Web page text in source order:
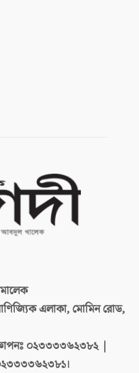
এলাকা, মোমিন রোড,
০২৩৩৩৩৬২৩৮২ |